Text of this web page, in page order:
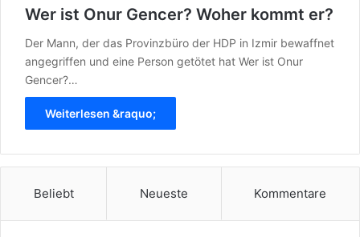
Wer ist Onur Gencer? Woher kommt er?
Der Mann, der das Provinzbüro der HDP in Izmir bewaffnet
angegriffen und eine Person getötet hat Wer ist Onur
Gencer?…
Weiterlesen &raquo;
Beliebt Neueste Kommentare